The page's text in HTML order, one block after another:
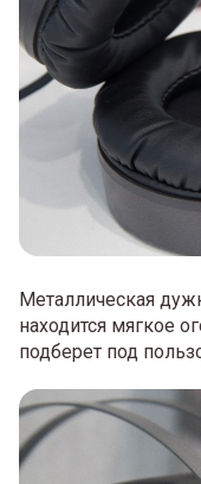
Металлическая
находится мягкое
подберет под